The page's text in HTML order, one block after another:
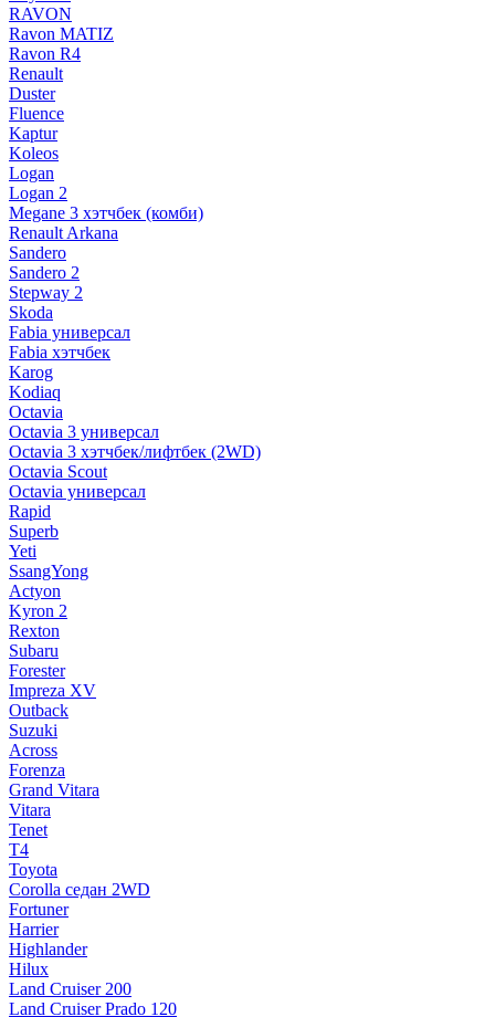
RAVON
Ravon MATIZ
Ravon R4
Renault
Duster
Fluence
Kaptur
Koleos
Logan
Logan 2
Megane 3 хэтчбек (комби)
Renault Arkana
Sandero
Sandero 2
Stepway 2
Skoda
Fabia универсал
Fabia хэтчбек
Karog
Kodiaq
Octavia
Octavia 3 универсал
Octavia 3 хэтчбек/лифтбек (2WD)
Octavia Scout
Octavia универсал
Rapid
Superb
Yeti
SsangYong
Actyon
Kyron 2
Rexton
Subaru
Forester
Impreza XV
Outback
Suzuki
Across
Forenza
Grand Vitara
Vitara
Tenet
T4
Toyota
Corolla седан 2WD
Fortuner
Harrier
Highlander
Hilux
Land Cruiser 200
Land Cruiser Prado 120